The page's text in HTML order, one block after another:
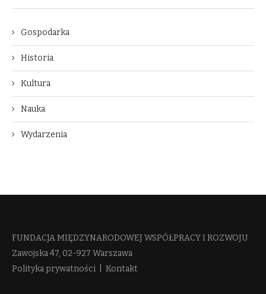
Gospodarka
Historia
Kultura
Nauka
Wydarzenia
FUNDACJA MIĘDZYNARODOWEJ WSPÓŁPRACY I ROZWOJU​
Zawojska 47, 02-927 Warszawa
Polityka prywatności
Kontakt